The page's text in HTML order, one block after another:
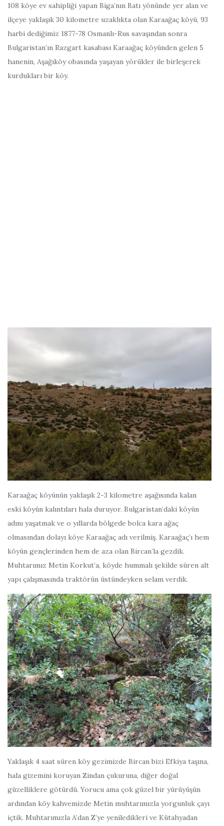
108 köye ev sahipliği yapan Biga’nın Batı yönünde yer alan ve
ilçeye yaklaşık 30 kilometre uzaklıkta olan Karaağaç köyü, 93
harbi dediğimiz 1877-78 Osmanlı-Rus savaşından sonra
Bulgaristan’ın Razgart kasabası Karaağaç köyünden gelen 5
hanenin, Aşağıköy obasında yaşayan yörükler ile birleşerek
kurdukları bir köy.
Karaağaç köyünün yaklaşık 2-3 kilometre aşağısında kalan
eski köyün kalıntıları hala duruyor. Bulgaristan’daki köyün
adını yaşatmak ve o yıllarda bölgede bolca kara ağaç
olmasından dolayı köye Karaağaç adı verilmiş. Karaağaç’ı hem
köyün gençlerinden hem de aza olan Bircan’la gezdik.
Muhtarımız Metin Korkut’a, köyde hummalı şekilde süren alt
yapı çalışmasında traktörün üstündeyken selam verdik.
Yaklaşık 4 saat süren köy gezimizde Bircan bizi Efkiya taşına,
hala gizemini koruyan Zindan çukuruna, diğer doğal
güzelliklere götürdü. Yorucu ama çok güzel bir yürüyüşün
ardından köy kahvemizde Metin muhtarımızla yorgunluk çayı
içtik. Muhtarımızla A’dan Z’ye yeniledikleri ve Kütahyadan